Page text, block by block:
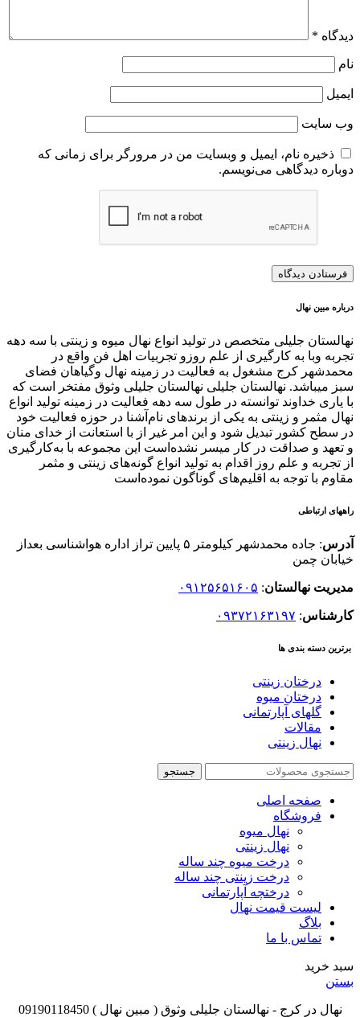
دیدگاه *
نام
ایمیل
وب‌ سایت
ذخیره نام، ایمیل و وبسایت من در مرورگر برای زمانی که
دوباره دیدگاهی می‌نویسم.
درباره مبین نهال
نهالستان جلیلی متخصص در تولید انواع نهال میوه و زینتی با سه دهه
تجربه وبا به کارگیری از علم روزو تجربیات اهل فن واقع در
محمدشهر کرج مشغول به فعالیت در زمینه نهال وگیاهان فضای
سبز میباشد. نهالستان جلیلی نهالستان جلیلی وثوق مفتخر است که
با یاری خداوند توانسته در طول سه دهه فعالیت در زمینه تولید انواع
نهال مثمر و زینتی به یکی از برندهای نام‌آشنا در حوزه فعالیت خود
در سطح کشور تبدیل شود و این امر غیر از با استعانت از خدای منان
و تعهد و صداقت در کار میسر نشده‌است این مجموعه با به‌کارگیری
از تجربه و علم روز اقدام به تولید انواع گونه‌های زینتی و مثمر
مقاوم با توجه به اقلیم‌های گوناگون نموده‌است
راههای ارتباطی
آدرس
: جاده محمدشهر کیلومتر ۵ پایین تراز اداره هواشناسی بعداز
خیابان چمن
مدیریت نهالستان: ۰۹۱۲۵۶۵۱۶۰۵
کارشناس: ۰۹۳۷۲۱۶۳۱۹۷
برترین دسته بندی ها
درختان زینتی
درختان میوه
گلهای آپارتمانی
مقالات
نهال زینتی
جستجو
صفحه اصلی
فروشگاه
نهال میوه
نهال زینتی
درخت میوه چند ساله
درخت زینتی چند ساله
درختچه آپارتمانی
لیست قیمت نهال
بلاگ
تماس با ما
سبد خرید
بستن
نهال در کرج - نهالستان جلیلی وثوق ( مبین نهال ) 09190118450